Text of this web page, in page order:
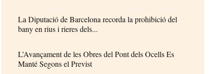
La Diputació de Barcelona recorda la prohibició del
bany en rius i rieres dels...
L’Avançament de les Obres del Pont dels Ocells Es
Manté Segons el Previst